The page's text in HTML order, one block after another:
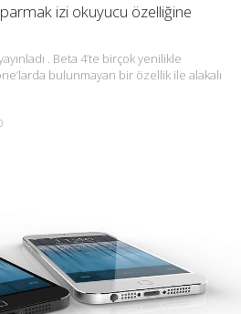
izi okuyucu özelliğine
. Beta 4’te birçok yenilikle
bulunmayan bir özellik ile alakalı